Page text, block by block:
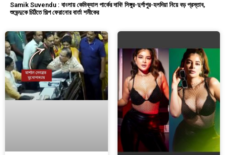
Samik Suvendu : বাংলায় কেমিক্যাল পার্কের দাবি! সিঙ্গুর-দুর্গাপুর-হলদিয়া নিয়ে বড় প্রস্তাব,
শুভেন্দুকে চিঠিতে শিল্প ফেরানোর বার্তা শমীকের